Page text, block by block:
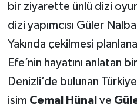
bir ziyarette ünlü dizi
dizi yapımcısı Güler
Yakında çekilmesi
Efe’nin hayatını anlatan
Denizli’de bulunan
isim Cemal Hünal ve